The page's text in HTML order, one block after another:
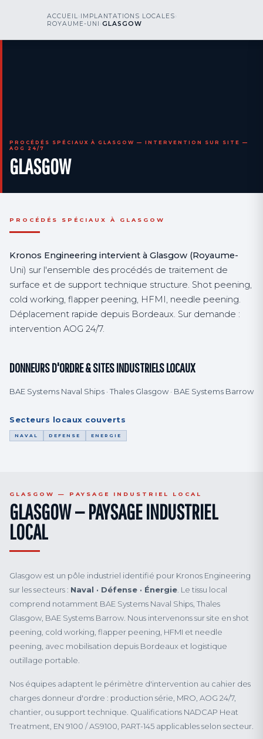
nos
engineering
NOUS APPELER AOG 24/7
PROCÉDÉS SPÉCIAUX À GLASGOW — INTERVENTION SUR SITE —
AOG 24/7
GLASGOW
ACCUEIL IMPLANTATIONS LOCALES
ROYAUME-UNI GLASGOW
PROCÉDÉS SPÉCIAUX À GLASGOW
Kronos Engineering intervient à Glasgow (Royaume-
Uni) sur l'ensemble des procédés de traitement de
surface et de support technique structure. Shot peening,
cold working, flapper peening, HFMI, needle peening.
Déplacement rapide depuis Bordeaux. Sur demande :
intervention AOG 24/7.
DONNEURS D'ORDRE & SITES INDUSTRIELS LOCAUX
BAE Systems Naval Ships · Thales Glasgow · BAE Systems Barrow
Secteurs locaux couverts
NAVAL DEFENSE ENERGIE
GLASGOW — PAYSAGE INDUSTRIEL LOCAL
GLASGOW — PAYSAGE INDUSTRIEL
LOCAL
Glasgow est un pôle industriel identifié pour Kronos Engineering
sur les secteurs : Naval · Défense · Énergie . Le tissu local
comprend notamment BAE Systems Naval Ships, Thales
Glasgow, BAE Systems Barrow. Nous intervenons sur site en shot
peening, cold working, flapper peening, HFMI et needle
peening, avec mobilisation depuis Bordeaux et logistique
outillage portable.
Nos équipes adaptent le périmètre d'intervention au cahier des
charges donneur d'ordre : production série, MRO, AOG 24/7,
chantier, ou support technique. Qualifications NADCAP Heat
Treatment, EN 9100 / AS9100, PART-145 applicables selon secteur.